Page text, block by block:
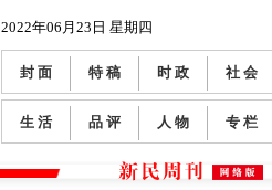
2022年06月23日 星期四
封 面 特 稿 时 政 社 会
生 活 品 评 人 物 专 栏